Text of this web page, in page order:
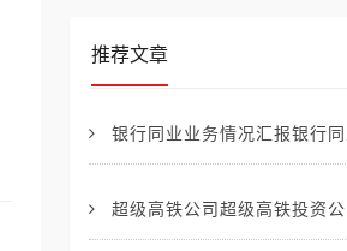
推荐文章
银行同业业务情况汇报银行同
超级高铁公司超级高铁投资公